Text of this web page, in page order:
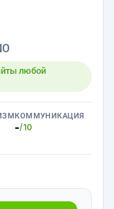
любой
КОММУНИКАЦИЯ
-/10